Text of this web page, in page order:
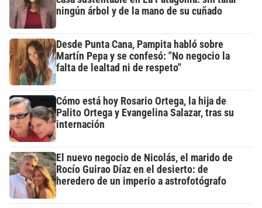
ningún árbol y de la mano de su cuñado
Desde Punta Cana, Pampita habló sobre
Martín Pepa y se confesó: "No negocio la
falta de lealtad ni de respeto"
Cómo está hoy Rosario Ortega, la hija de
Palito Ortega y Evangelina Salazar, tras su
internación
El nuevo negocio de Nicolás, el marido de
Rocío Guirao Díaz en el desierto: de
heredero de un imperio a astrofotógrafo